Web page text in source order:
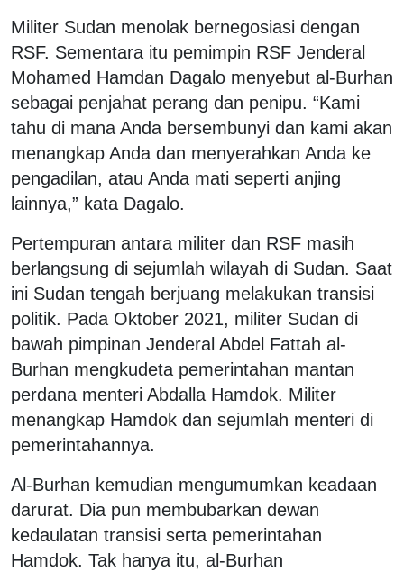
Militer Sudan menolak bernegosiasi dengan
RSF. Sementara itu pemimpin RSF Jenderal
Mohamed Hamdan Dagalo menyebut al-Burhan
sebagai penjahat perang dan penipu. “Kami
tahu di mana Anda bersembunyi dan kami akan
menangkap Anda dan menyerahkan Anda ke
pengadilan, atau Anda mati seperti anjing
lainnya,” kata Dagalo.
Pertempuran antara militer dan RSF masih
berlangsung di sejumlah wilayah di Sudan. Saat
ini Sudan tengah berjuang melakukan transisi
politik. Pada Oktober 2021, militer Sudan di
bawah pimpinan Jenderal Abdel Fattah al-
Burhan mengkudeta pemerintahan mantan
perdana menteri Abdalla Hamdok. Militer
menangkap Hamdok dan sejumlah menteri di
pemerintahannya.
Al-Burhan kemudian mengumumkan keadaan
darurat. Dia pun membubarkan dewan
kedaulatan transisi serta pemerintahan
Hamdok. Tak hanya itu, al-Burhan